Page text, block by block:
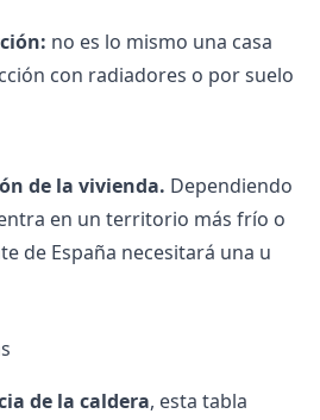
no es lo mismo una casa
con radiadores o por suelo
de la vivienda. Dependiendo
en un territorio más frío o
de España necesitará una u
de la caldera, esta tabla